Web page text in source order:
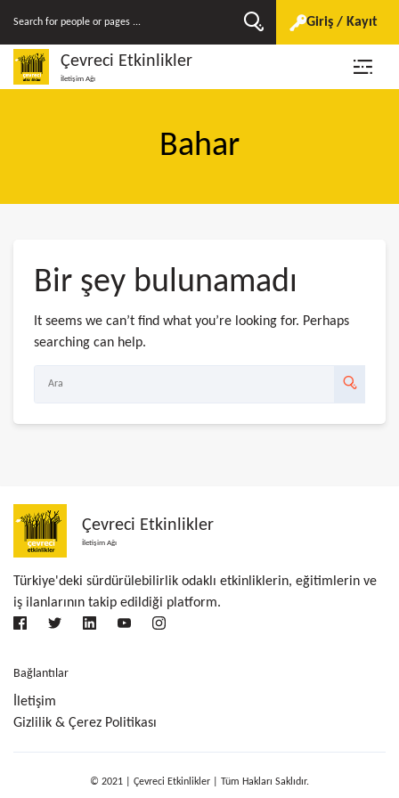
Giriş / Kayıt
Çevreci Etkinlikler
İletişim Ağı
Bahar
Bir şey bulunamadı
It seems we can’t find what you’re looking for. Perhaps
searching can help.
Çevreci Etkinlikler
İletişim Ağı
Türkiye'deki sürdürülebilirlik odaklı etkinliklerin, eğitimlerin ve
iş ilanlarının takip edildiği platform.
Bağlantılar
İletişim
Gizlilik & Çerez Politikası
© 2021 | Çevreci Etkinlikler | Tüm Hakları Saklıdır.